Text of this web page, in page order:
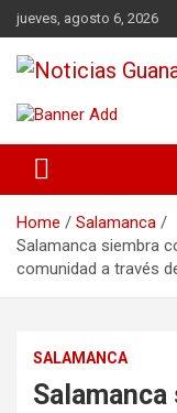
Skip
to
content
jueves, agosto 6, 2026
Noticias
Home
Salamanca
Salamanca siembra
comunidad a través
SALAMANCA